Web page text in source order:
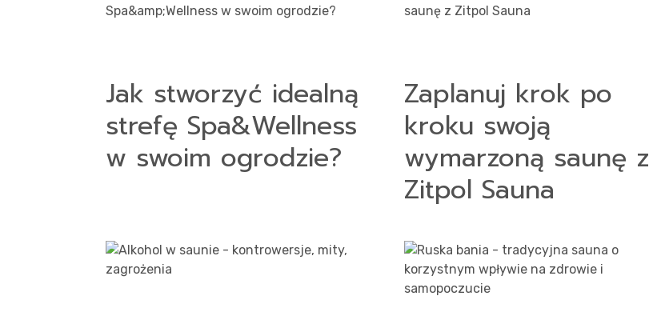
Jak stworzyć idealną
strefę Spa&Wellness
w swoim ogrodzie?
Zaplanuj krok po
kroku swoją
wymarzoną saunę z
Zitpol Sauna